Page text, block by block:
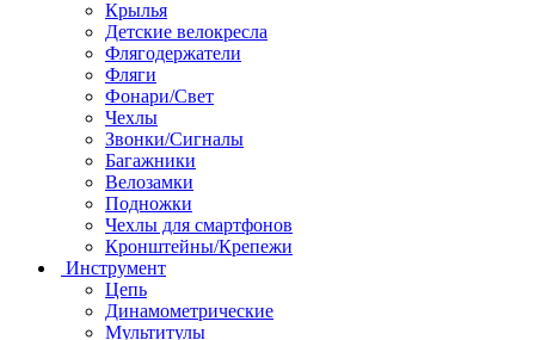
Крылья
Детские велокресла
Флягодержатели
Фляги
Фонари/Свет
Чехлы
Звонки/Сигналы
Багажники
Велозамки
Подножки
Чехлы для смартфонов
Кронштейны/Крепежи
Инструмент
Цепь
Динамометрические
Мультитулы